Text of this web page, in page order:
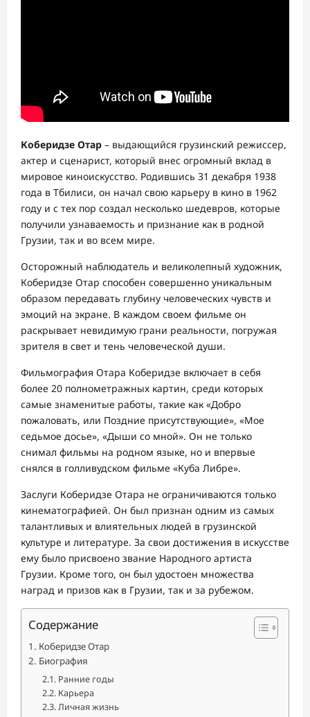
Коберидзе Отар – выдающийся грузинский режиссер,
актер и сценарист, который внес огромный вклад в
мировое киноискусство. Родившись 31 декабря 1938
года в Тбилиси, он начал свою карьеру в кино в 1962
году и с тех пор создал несколько шедевров, которые
получили узнаваемость и признание как в родной
Грузии, так и во всем мире.
Осторожный наблюдатель и великолепный художник,
Коберидзе Отар способен совершенно уникальным
образом передавать глубину человеческих чувств и
эмоций на экране. В каждом своем фильме он
раскрывает невидимую грани реальности, погружая
зрителя в свет и тень человеческой души.
Фильмография Отара Коберидзе включает в себя
более 20 полнометражных картин, среди которых
самые знаменитые работы, такие как «Добро
пожаловать, или Поздние присутствующие», «Мое
седьмое досье», «Дыши со мной». Он не только
снимал фильмы на родном языке, но и впервые
снялся в голливудском фильме «Куба Либре».
Заслуги Коберидзе Отара не ограничиваются только
кинематографией. Он был признан одним из самых
талантливых и влиятельных людей в грузинской
культуре и литературе. За свои достижения в искусстве
ему было присвоено звание Народного артиста
Грузии. Кроме того, он был удостоен множества
наград и призов как в Грузии, так и за рубежом.
Содержание
Коберидзе Отар
Биография
Ранние годы
Карьера
Личная жизнь